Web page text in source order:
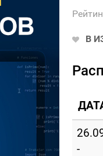
В
-